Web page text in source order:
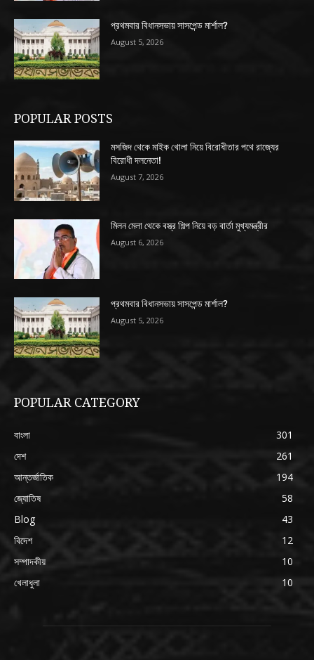
প্রথমবার বিধানসভায় সাসপেন্ড মার্শাল?
August 5, 2026
POPULAR POSTS
মসজিদ থেকে মাইক খোলা নিয়ে বিরোধীতার পথে রাজ্যের
বিরোধী দলনেতা!
August 7, 2026
মিলন মেলা থেকে বস্ত্র শিল্প নিয়ে বড় বার্তা মুখ্যমন্ত্রীর
August 6, 2026
প্রথমবার বিধানসভায় সাসপেন্ড মার্শাল?
August 5, 2026
POPULAR CATEGORY
বাংলা
301
দেশ
261
আন্তর্জাতিক
194
জ্যোতিষ
58
Blog
43
বিদেশ
12
সম্পাদকীয়
10
খেলাধুলা
10